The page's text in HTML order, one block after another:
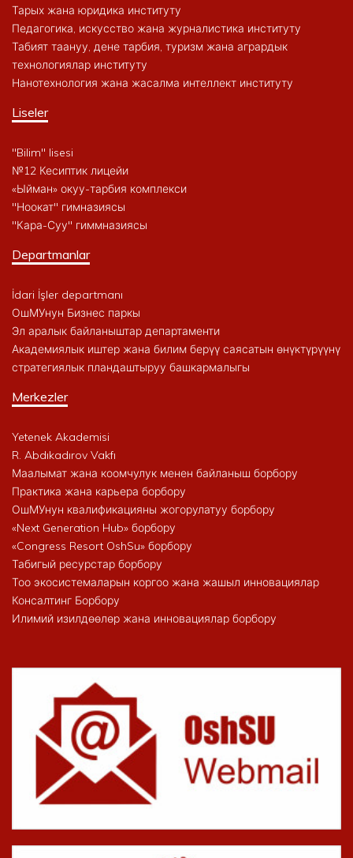
Тарых жана юридика институту
Педагогика, искусство жана журналистика институту
Табият таануу, дене тарбия, туризм жана агрардык
технологиялар институту
Нанотехнология жана жасалма интеллект институту
Liseler
"Bilim" lisesi
№12 Кесиптик лицейи
«Ыйман» окуу-тарбия комплекси
"Ноокат" гимназиясы
"Кара-Суу" гиммназиясы
Departmanlar
İdari İşler departmanı
ОшМУнун Бизнес паркы
Эл аралык байланыштар департаменти
Академиялык иштер жана билим берүү саясатын өнүктүрүүнү
стратегиялык пландаштыруу башкармалыгы
Merkezler
Yetenek Akademisi
R. Abdıkadırov Vakfı
Маалымат жана коомчулук менен байланыш борбору
Практика жана карьера борбору
ОшМУнун квалификацияны жогорулатуу борбору
«Next Generation Hub» борбору
«Congress Resort OshSu» борбору
Табигый ресурстар борбору
Тоо экосистемаларын коргоо жана жашыл инновациялар
Консалтинг Борбору
Илимий изилдөөлөр жана инновациялар борбору